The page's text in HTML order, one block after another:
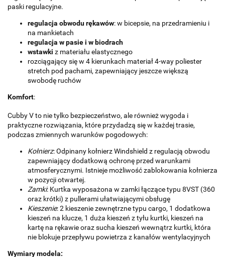
paski regulacyjne.
regulacja obwodu rękawów: w bicepsie, na przedramieniu i
na mankietach
regulacja w pasie i w biodrach
wstawki z materiału elastycznego
rozciągający się w 4 kierunkach materiał 4-way poliester
stretch pod pachami, zapewniający jeszcze większą
swobodę ruchów
Komfort:
Cubby V to nie tylko bezpieczeństwo, ale również wygoda i
praktyczne rozwiązania, które przydadzą się w każdej trasie,
podczas zmiennych warunków pogodowych:
Kołnierz: Odpinany kołnierz Windshield z regulacją obwodu
zapewniający dodatkową ochronę przed warunkami
atmosferycznymi. Istnieje możliwość zablokowania kołnierza
w pozycji otwartej.
Zamki: Kurtka wyposażona w zamki łączące typu 8VST (360
oraz krótki) z pullerami ułatwiającymi obsługę
Kieszenie: 2 kieszenie zewnętrzne typu cargo, 1 dodatkowa
kieszeń na klucze, 1 duża kieszeń z tyłu kurtki, kieszeń na
kartę na rękawie oraz sucha kieszeń wewnątrz kurtki, która
nie blokuje przepływu powietrza z kanałów wentylacyjnych
Wymiary modela: